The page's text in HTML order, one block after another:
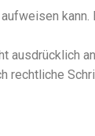
kann.
ausdrücklich
rechtliche